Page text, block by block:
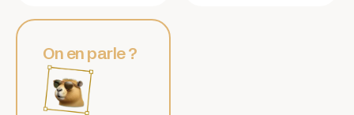
On en parle ?